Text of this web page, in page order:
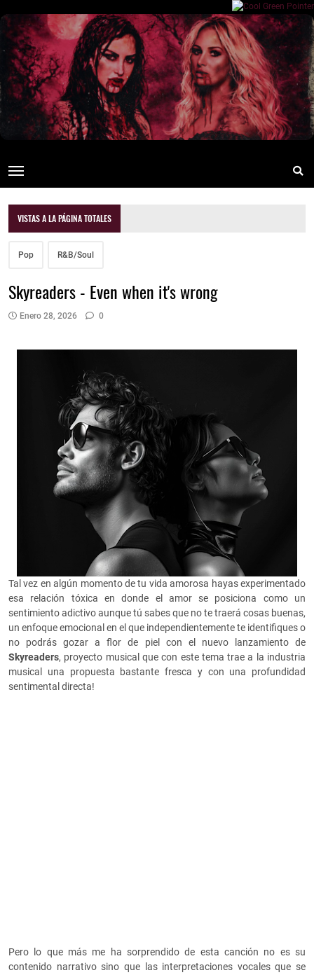
VISTAS A LA PÁGINA TOTALES
Pop R&B/Soul
Skyreaders - Even when it's wrong
Enero 28, 2026 0
Tal vez en algún momento de tu vida amorosa hayas experimentado
esa relación tóxica en donde el amor se posiciona como un
sentimiento adictivo aunque tú sabes que no te traerá cosas buenas,
un enfoque emocional en el que independientemente te identifiques o
no podrás gozar a flor de piel con el nuevo lanzamiento de
Skyreaders, proyecto musical que con este tema trae a la industria
musical una propuesta bastante fresca y con una profundidad
sentimental directa!
Pero lo que más me ha sorprendido de esta canción no es su
contenido narrativo sino que las interpretaciones vocales que se